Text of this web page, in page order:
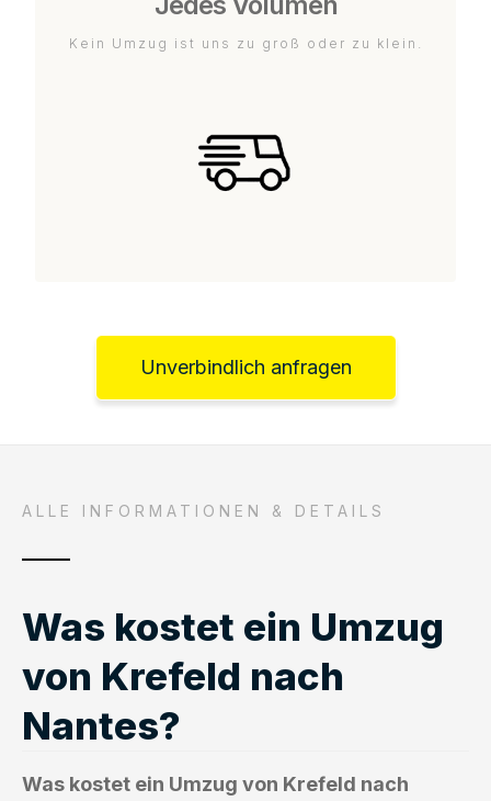
Kein Umzug ist uns zu groß oder zu klein.
Unverbindlich anfragen
ALLE INFORMATIONEN & DETAILS
Was kostet ein Umzug
von Krefeld nach
Nantes?
Was kostet ein Umzug von Krefeld nach